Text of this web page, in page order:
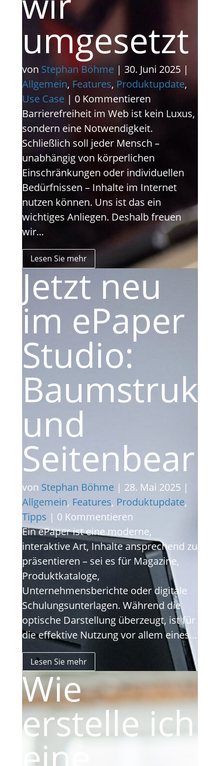
umgesetzt
von Stephan Böhme| 30. Juni 2025|
Allgemein, Features, Produktupdate,
Use Case| 0 Kommentieren
Barrierefreiheit im Web ist kein Luxus,
sondern eine Notwendigkeit.
Schließlich soll jeder Mensch –
unabhängig von körperlichen
Einschränkungen oder individuellen
Bedürfnissen – Inhalte im Internet
nutzen können. Uns ist das ein
wichtiges Anliegen. Deshalb freuen
wir...
Lesen Sie mehr
Jetzt neu
im ePaper
Studio:
und
von Stephan Böhme| 28. Mai 2025 |
Allgemein, Features, Produktupdate,
Tipps | 0 Kommentieren
Ein ePaper ist eine moderne,
interaktive Art, Inhalte ansprechend zu
präsentieren – sei es für Magazine,
Produktkataloge,
Unternehmensberichte oder digitale
Schulungsunterlagen. Während die
optische Darstellung überzeugt, ist für
die effektive Nutzung vor allem eines...
Lesen Sie mehr
Wie
erstelle ich